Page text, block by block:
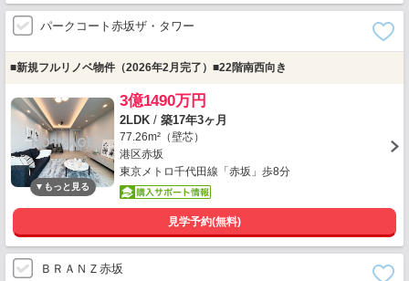
パークコート赤坂ザ・タワー
■新規フルリノベ物件（2026年2月完了）■22階南西向き
3億1490万円
2LDK / 築17年3ヶ月
77.26m²（壁芯）
港区赤坂
東京メトロ千代田線「赤坂」歩8分
見学予約(無料)
ＢＲＡＮＺ赤坂